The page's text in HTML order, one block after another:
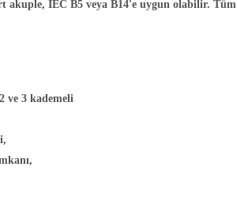
akuple, IEC B5 veya B14'e uygun olabilir.
ve 3 kademeli